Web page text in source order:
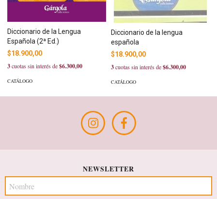
Diccionario de la Lengua
Española (2ª Ed.)
$18.900,00
3cuotas sin interés de$6.300,00
CATÁLOGO
Diccionario de la lengua
española
$18.900,00
3cuotas sin interés de$6.300,00
CATÁLOGO
NEWSLETTER